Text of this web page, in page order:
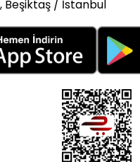
Beşiktaş / İstanbul